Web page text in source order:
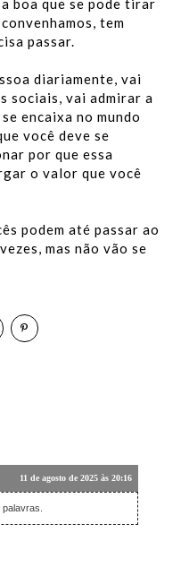
boa que se pode tirar
tem
passar.
diariamente, vai
sociais, vai admirar a
encaixa no mundo
você deve se
por que essa
o valor que você
podem até passar ao
mas não vão se
11 de agosto de 2025 às 20:16